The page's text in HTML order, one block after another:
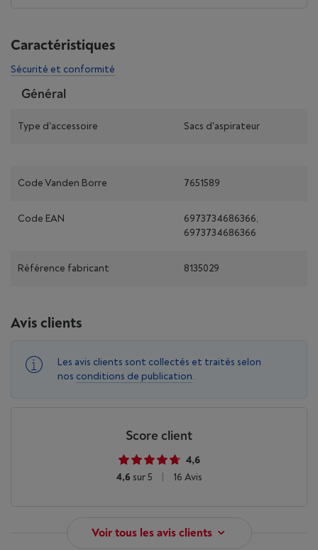
Caractéristiques
Sécurité et conformité
Général
Type d'accessoire Sacs d'aspirateur
Code Vanden Borre 7651589
Code EAN
6973734686366,
6973734686366
Référence fabricant 8135029
Avis clients
Les avis clients sont collectés et traités selon
nos conditions de publication.
Score client
4,6
4,6 sur 5 16 Avis
Voir tous les avis clients